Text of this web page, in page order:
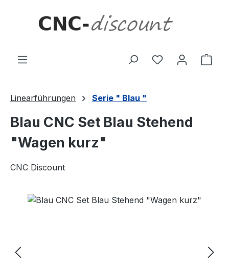
Linearführungen Serie " Blau "
Blau CNC Set Blau Stehend
"Wagen kurz"
CNC Discount
Bildergalerie überspringen